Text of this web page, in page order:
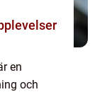
en
och